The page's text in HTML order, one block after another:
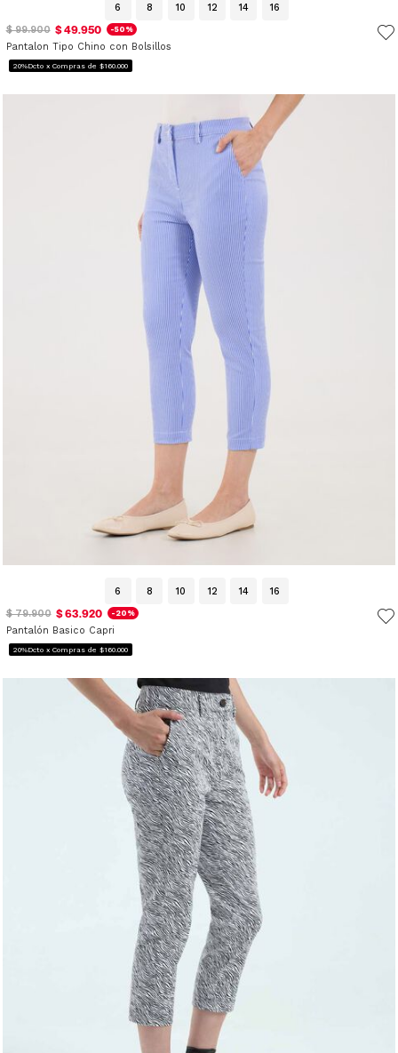
6 8 10 12 14
16
$ 99.900 $ 49.950 -50%
Pantalon Tipo Chino con Bolsillos
20%Dcto x Compras de $160.000
6 8 10 12 14
16
$ 79.900 $ 63.920 -20%
Pantalón Basico Capri
20%Dcto x Compras de $160.000